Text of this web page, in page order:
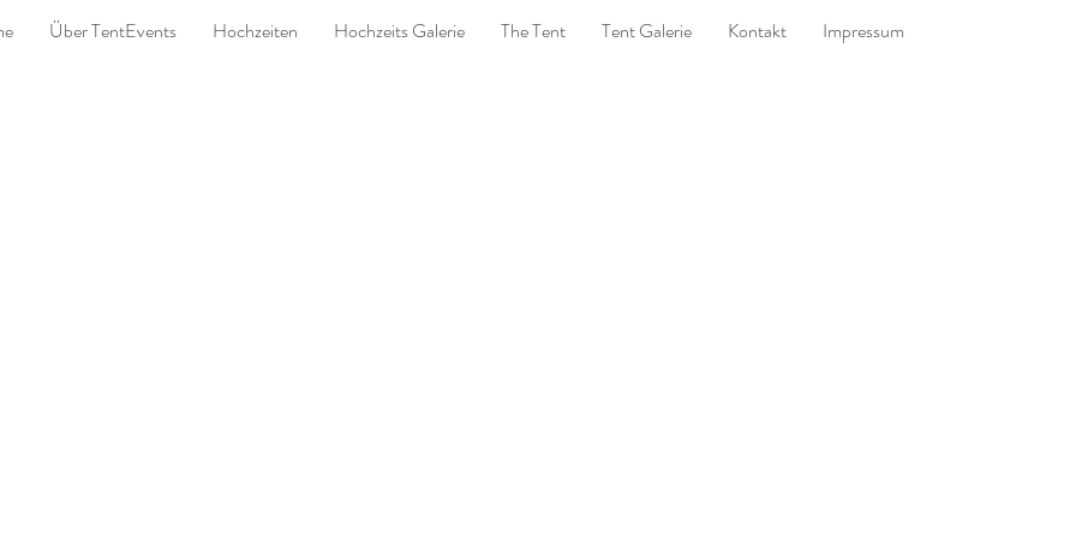
Über TentEvents Hochzeiten Hochzeits Galerie The Tent Tent Galerie Kontakt Impressum